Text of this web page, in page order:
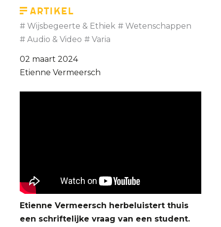
Artikel
Wijsbegeerte & Ethiek
Wetenschappen
Audio & Video
Varia
02 maart 2024
Etienne Vermeersch
Etienne Vermeersch herbeluistert thuis
een schriftelijke vraag van een student.